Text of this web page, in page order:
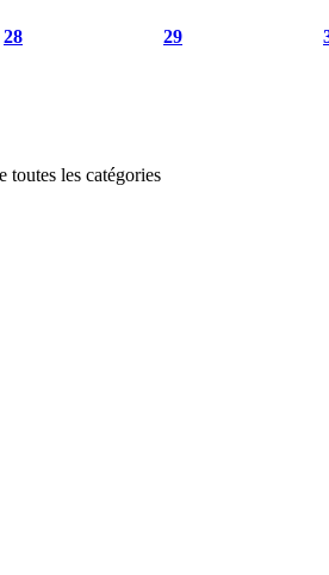
28 29
toutes les catégories